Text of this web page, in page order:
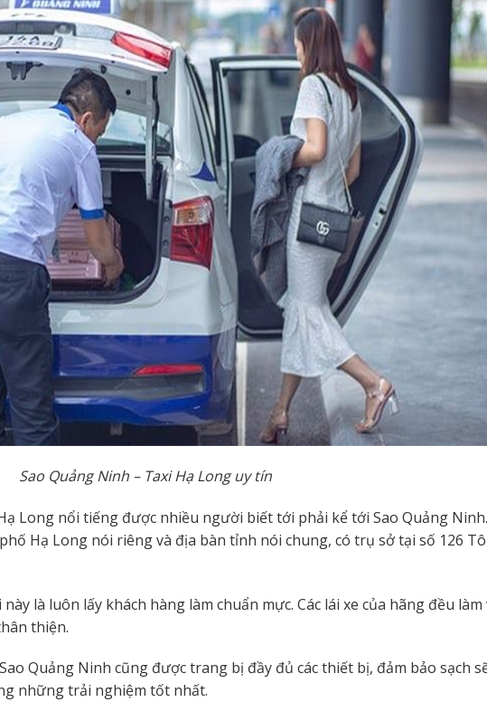
Sao Quảng Ninh – Taxi Hạ Long uy tín
Long nổi tiếng được nhiều người biết tới phải kể tới Sao Quảng
Hạ Long nói riêng và địa bàn tỉnh nói chung, có trụ sở tại số 126
là luôn lấy khách hàng làm chuẩn mực. Các lái xe của hãng đều
thiện.
Quảng Ninh cũng được trang bị đầy đủ các thiết bị, đảm bảo sạch
những trải nghiệm tốt nhất.